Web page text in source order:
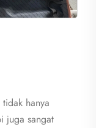
hanya
juga sangat